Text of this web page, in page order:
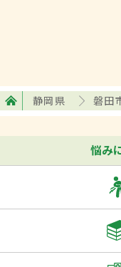
静岡県 磐田
悩み